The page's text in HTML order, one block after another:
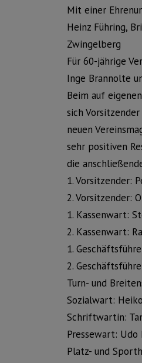
Mit einer
Heinz Führing,
Zwingelberg
Für 60-jährige
Inge Brannolte
Beim auf
sich
neuen
sehr positiven
die
1. Vorsitzender:
2. Vorsitzender:
1. Kassenwart:
2. Kassenwart:
1.
2.
Turn- und
Sozialwart:
Schriftwartin:
Pressewart: Udo
Platz- und